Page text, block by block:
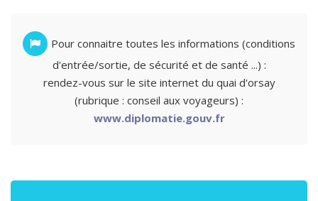
Pour connaitre toutes les informations (conditions
d'entrée/sortie, de sécurité et de santé ...) :
rendez-vous sur le site internet du quai d'orsay
(rubrique : conseil aux voyageurs) :
www.diplomatie.gouv.fr